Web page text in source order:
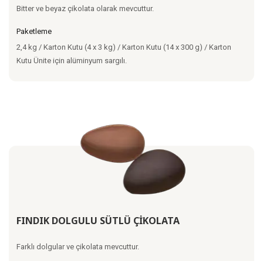
Bitter ve beyaz çikolata olarak mevcuttur.
Paketleme
2,4 kg / Karton Kutu (4 x 3 kg) / Karton Kutu (14 x 300 g) / Karton
Kutu Ünite için alüminyum sargılı.
FINDIK DOLGULU SÜTLÜ ÇİKOLATA
Farklı dolgular ve çikolata mevcuttur.